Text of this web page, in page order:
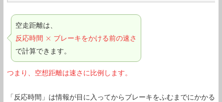
空走距離は、
反応時間 ×
×
ブレーキをかける前の速さ
で計算できます。
つまり、空想距離は速さに比例します。
「反応時間」は情報が目に入ってからブレーキをふむまでにかかる